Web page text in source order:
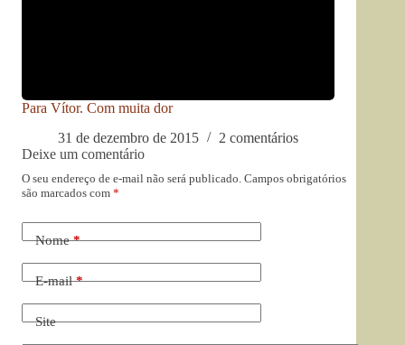
Para Vítor. Com muita dor
31 de dezembro de 2015
2 comentários
Deixe um comentário
O seu endereço de e-mail não será publicado. Campos obrigatórios
são marcados com *
Nome*
E-mail*
Site